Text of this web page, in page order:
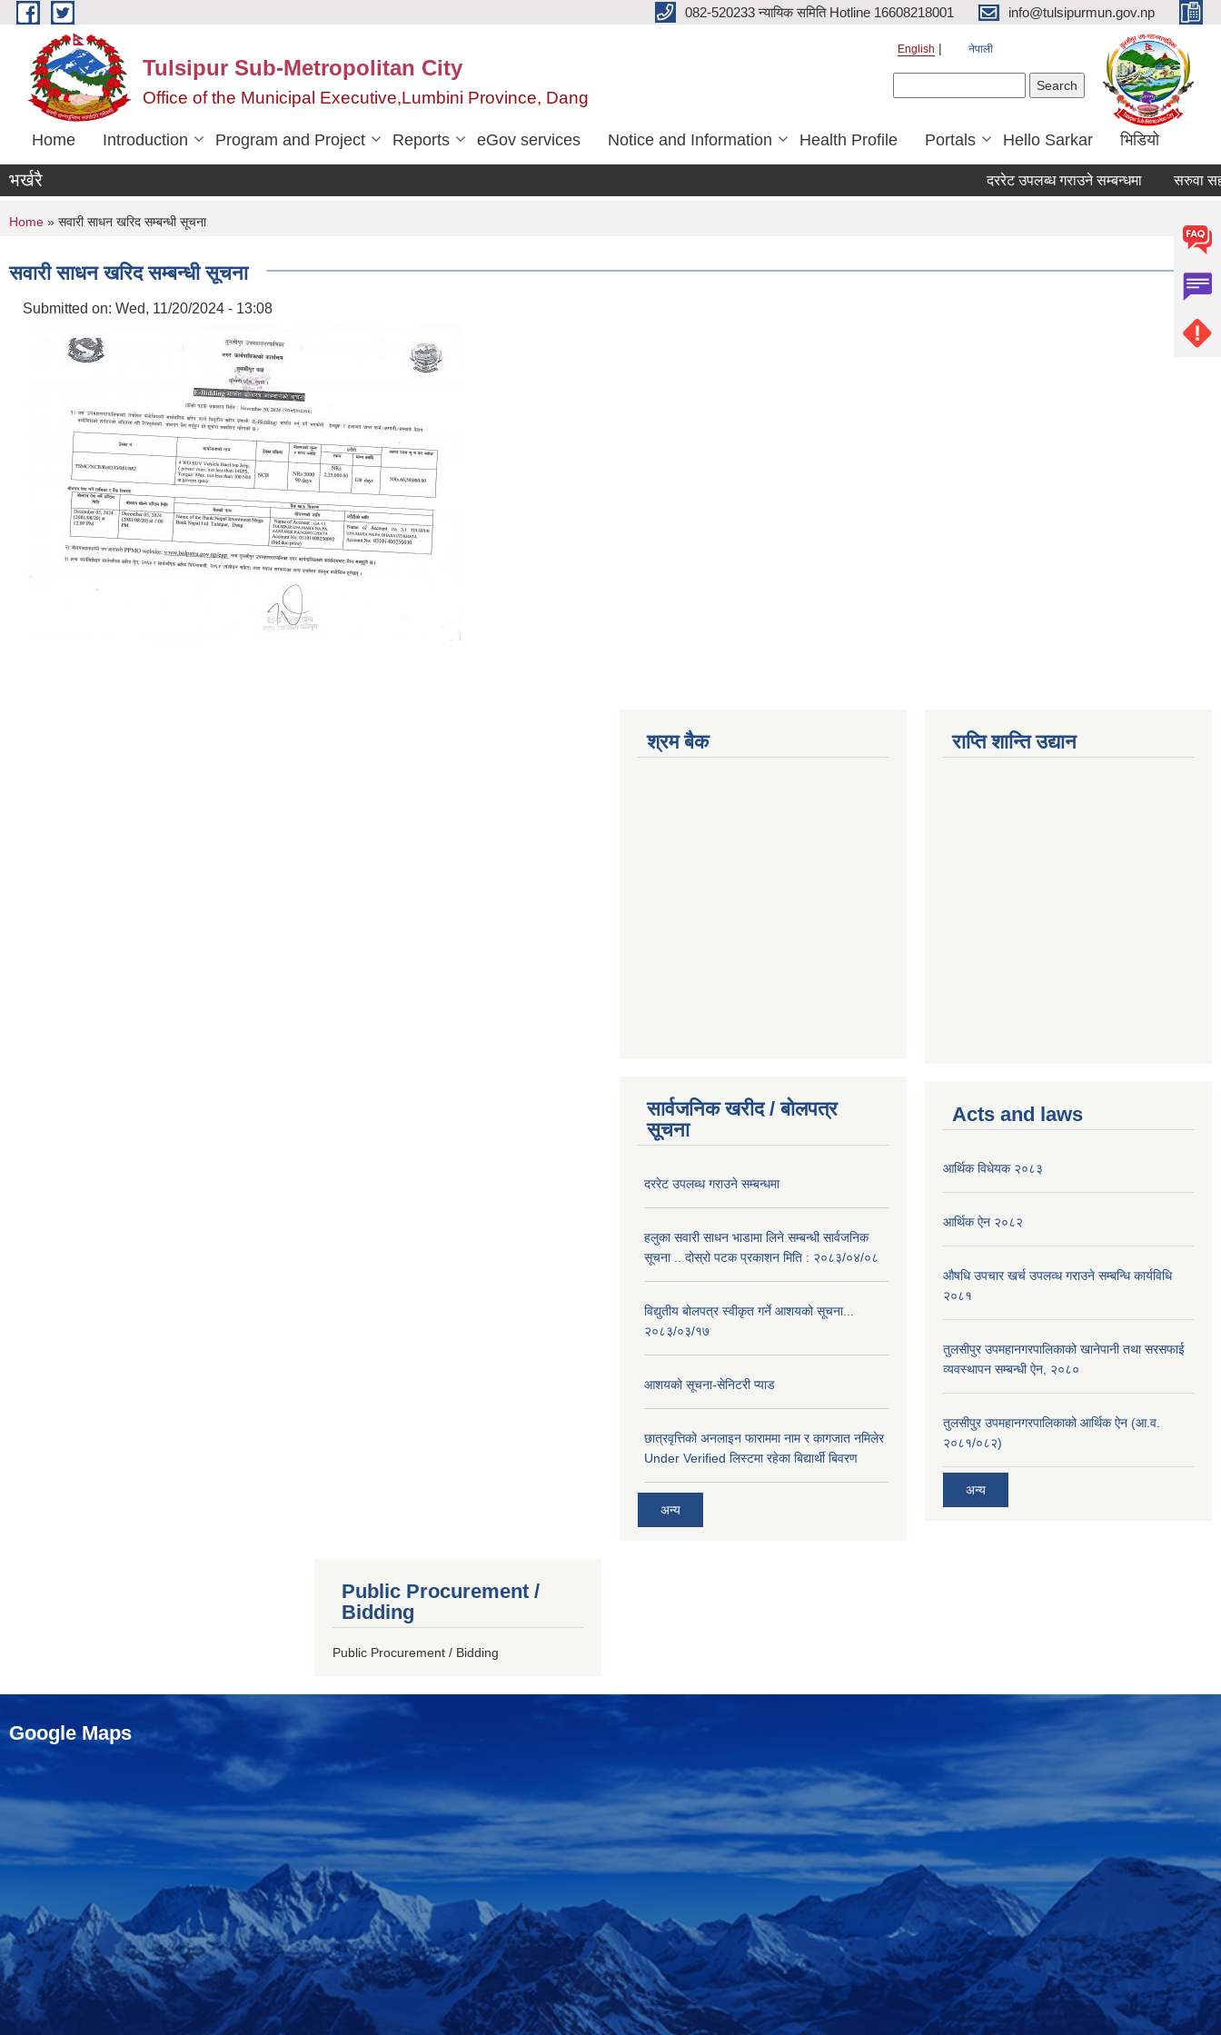
Skip to main content 082-520233 न्यायिक समिति Hotline 16608218001 info@tulsipurmun.gov.np
Tulsipur Sub-Metropolitan City
Office of the Municipal Executive,Lumbini Province, Dang
English नेपाली
Home Introduction Program and Project Reports eGov services Notice and Information Health Profile Portals Hello Sarkar भिडियो
भर्खरै दररेट उपलब्ध गराउने सम्बन्धमा सरुवा
You are here
Home » सवारी साधन खरिद सम्बन्धी सूचना
सवारी साधन खरिद सम्बन्धी सूचना
Submitted on: Wed, 11/20/2024 - 13:08
श्रम बैक
सार्वजनिक खरीद / बोलपत्र
सूचना
दररेट उपलब्ध गराउने सम्बन्धमा
हलुका सवारी साधन भाडामा लिने सम्बन्धी सार्वजनिक
सूचना .. दोस्रो पटक प्रकाशन मिति : २०८३/०४/०८
विद्युतीय बोलपत्र स्वीकृत गर्ने आशयको सूचना...
२०८३/०३/१७
आशयको सूचना-सेनिटरी प्याड
छात्रवृत्तिको अनलाइन फाराममा नाम र कागजात नमिलेर
Under Verified लिस्टमा रहेका बिद्यार्थी बिवरण
अन्य
राप्ति शान्ति उद्यान
Acts and laws
आर्थिक विधेयक २०८३
आर्थिक ऐन २०८२
औषधि उपचार खर्च उपलव्ध गराउने सम्बन्धि कार्यविधि
२०८१
तुलसीपुर उपमहानगरपालिकाको खानेपानी तथा सरसफाई
व्यवस्थापन सम्बन्धी ऐन, २०८०
तुलसीपुर उपमहानगरपालिकाको आर्थिक ऐन (आ.व.
२०८१/०८२)
अन्य
Public Procurement /
Bidding
Public Procurement / Bidding
Google Maps